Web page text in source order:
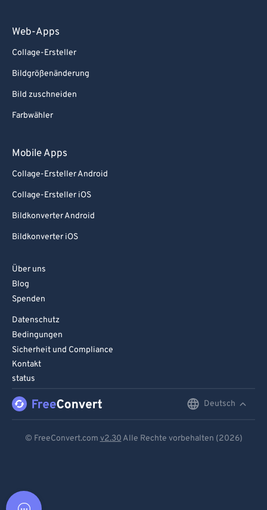
Web-Apps
Collage-Ersteller
Bildgrößenänderung
Bild zuschneiden
Farbwähler
Mobile Apps
Collage-Ersteller Android
Collage-Ersteller iOS
Bildkonverter Android
Bildkonverter iOS
Über uns
Blog
Spenden
Datenschutz
Bedingungen
Sicherheit und Compliance
Kontakt
status
Deutsch
© FreeConvert.com v2.30 Alle Rechte vorbehalten (2026)